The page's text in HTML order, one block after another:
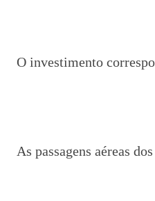
O investimento
As passagens aéreas